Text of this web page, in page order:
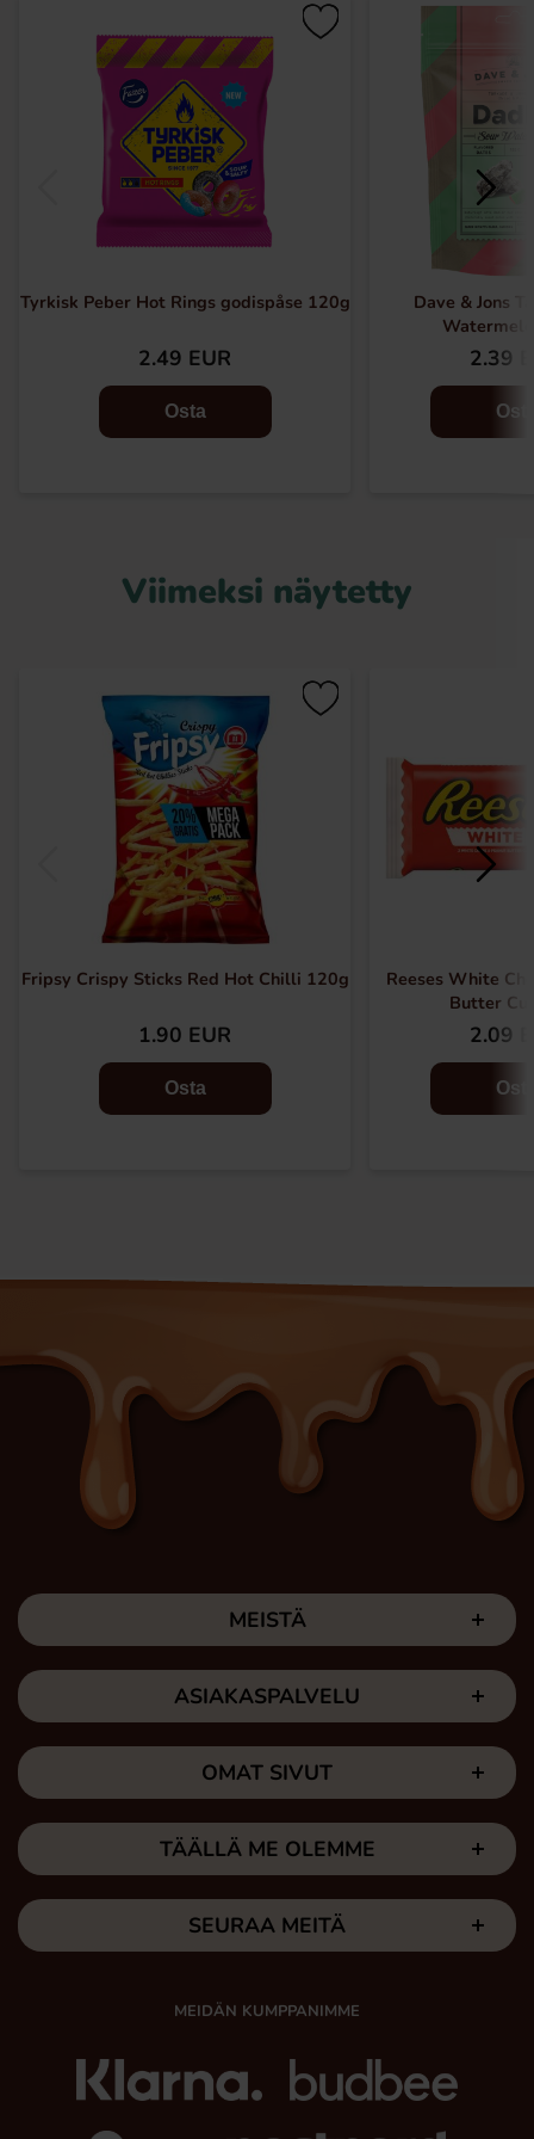
Tyrkisk Peber Hot Rings godispåse 120g
2.49 EUR
Osta
Dave & Jons
2.39
Viimeksi näytetty
Fripsy Crispy Sticks Red Hot Chilli 120g
1.90 EUR
Osta
Reeses White
Butter
2.09
MEISTÄ
ASIAKASPALVELU
OMAT SIVUT
TÄÄLLÄ ME OLEMME
SEURAA MEITÄ
MEIDÄN KUMPPANIMME